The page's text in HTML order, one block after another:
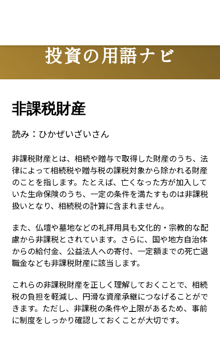
投資の用語ナビ
Terms
非課税財産
読み： ひかぜいざいさん
非課税財産とは、相続や贈与で取得した財産のうち、法
律によって相続税や贈与税の課税対象から除かれる財産
のことを指します。たとえば、亡くなった方が加入して
いた生命保険のうち、一定の条件を満たすものは非課税
扱いとなり、相続税の計算に含まれません。
また、仏壇や墓地などの礼拝用具も文化的・宗教的な配
慮から非課税とされています。さらに、国や地方自治体
からの給付金、公益法人への寄付、一定額までの死亡退
職金なども非課税財産に該当します。
これらの非課税財産を正しく理解しておくことで、相続
税の負担を軽減し、円滑な資産承継につなげることがで
きます。ただし、非課税の条件や上限があるため、事前
に制度をしっかり確認しておくことが大切です。